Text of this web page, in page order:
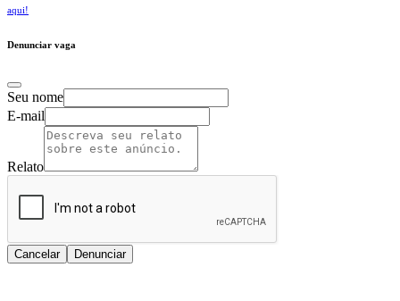
aqui!
Denunciar vaga
Seu nome
E-mail
Relato
Cancelar Denunciar